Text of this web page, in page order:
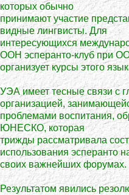
которых обычно
принимают участие
видные лингвисты. Для
интересующихся
ООН эсперанто-клуб при
организует курсы этого
УЭА имеет тесные связи с
организацией,
проблемами воспитания,
ЮНЕСКО, которая
трижды рассматривала
использования эсперанто
своих важнейших форумах.
Результатом явились